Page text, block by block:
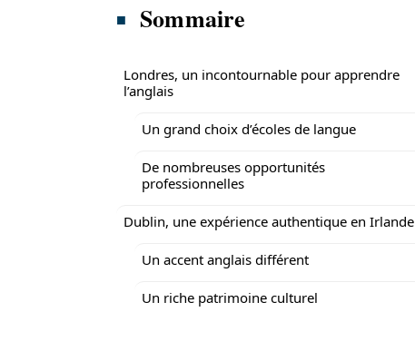
Sommaire
Londres, un incontournable pour apprendre
l’anglais
Un grand choix d’écoles de langue
De nombreuses opportunités
professionnelles
Dublin, une expérience authentique en Irlande
Un accent anglais différent
Un riche patrimoine culturel